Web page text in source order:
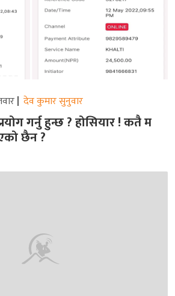
देव कुमार सुनुवार
गर्नु हुन्छ ? होसियार ! कतै म
छैन ?